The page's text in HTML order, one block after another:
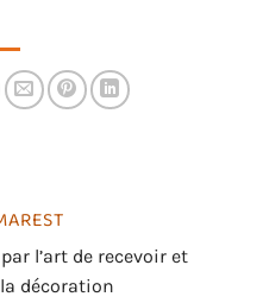
l’art de recevoir et
décoration